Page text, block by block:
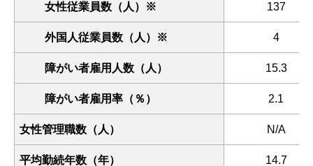
女性従業員数（人）※ 137
外国人従業員数（人）※ 4
障がい者雇用人数（人） 15.3
障がい者雇用率（％） 2.1
女性管理職数（人） N/A
平均勤続年数（年） 14.7